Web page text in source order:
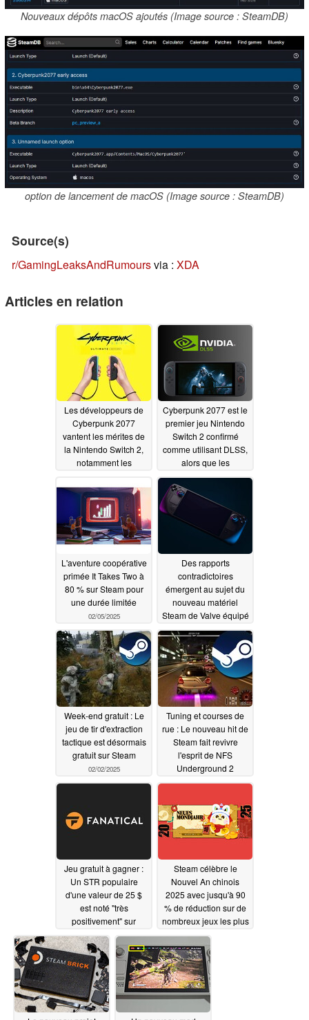
Nouveaux dépôts macOS ajoutés (Image source : SteamDB)
option de lancement de macOS (Image source : SteamDB)
Source(s)
r/GamingLeaksAndRumoursvia : XDA
Articles en relation
Les développeurs de
Cyberpunk 2077
vantent les mérites de
la Nintendo Switch 2,
notamment les
mouvement Joy-Con et
le VRR04/30/2025
Cyberpunk 2077 est le
premier jeu Nintendo
Switch 2 confirmé
comme utilisant DLSS,
alors que les
spécifications de la
console se précisent
04/21/2025
L'aventure coopérative
primée It Takes Two à
80 % sur Steam pour
une durée limitée
02/05/2025
Des rapports
contradictoires
émergent au sujet du
nouveau matériel
Steam de Valve équipé
d'une carte graphique
AMD RDNA 402/05/2025
Week-end gratuit : Le
jeu de tir d'extraction
tactique est désormais
gratuit sur Steam
02/02/2025
Tuning et courses de
rue : Le nouveau hit de
Steam fait revivre
l'esprit de NFS
Underground 2
02/01/2025
Jeu gratuit à gagner :
Un STR populaire
d'une valeur de 25 $
est noté "très
positivement" sur
Steam, mais les clés
sont limitées
01/30/2025
Steam célèbre le
Nouvel An chinois
2025 avec jusqu'à 90
% de réduction sur de
nombreux jeux les plus
populaires